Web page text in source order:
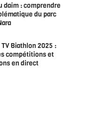
daim : comprendre
du parc
Biathlon 2025 :
compétitions et
en direct